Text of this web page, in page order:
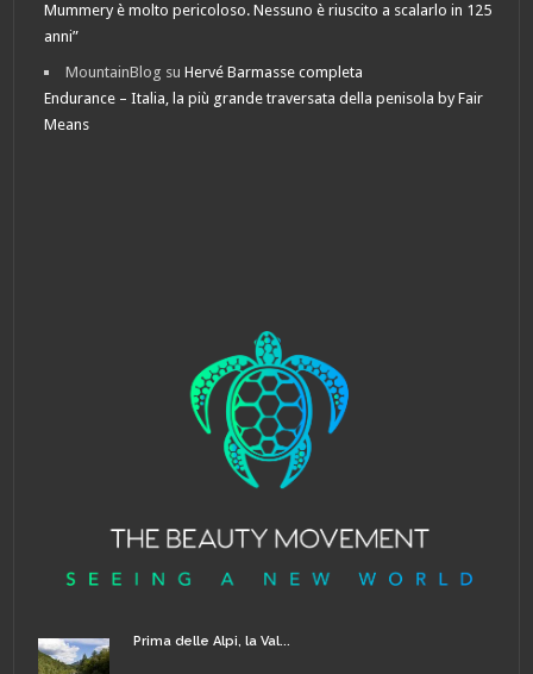
Mummery è molto pericoloso. Nessuno è riuscito a scalarlo in 125
anni”
MountainBlog suHervé Barmasse completa
Endurance – Italia, la più grande traversata della penisola by Fair
Means
Prima delle Alpi, la Val...